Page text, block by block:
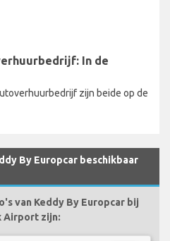
In de
zijn beide op de
By Europcar beschikbaar
van Keddy By Europcar bij
Airport zijn: